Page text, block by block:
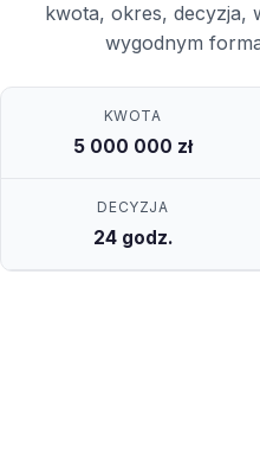
kwota, okres, decyzja,
wygodnym
KWOTA
5 000 000 zł
DECYZJA
24 godz.